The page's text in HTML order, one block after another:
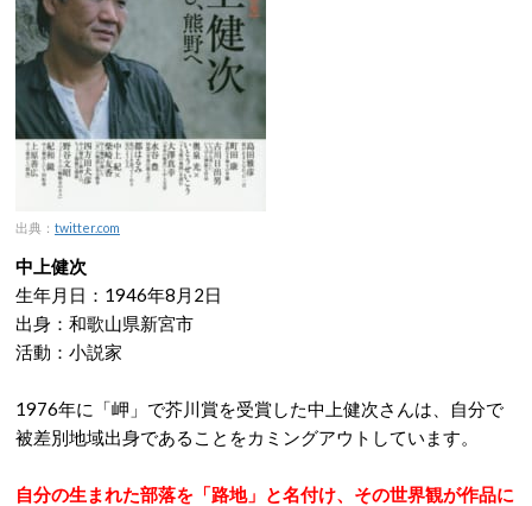
出典： twitter.com
中上健次
生年月日：1946年8月2日
出身：和歌山県新宮市
活動：小説家
1976年に「岬」で芥川賞を受賞した中上健次さんは、自分で
被差別地域出身であることをカミングアウトしています。
自分の生まれた部落を「路地」と名付け、その世界観が作品に